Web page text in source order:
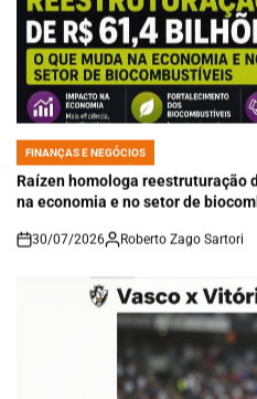
POSTED
FINANÇAS E NEGÓCIOS
Raízen homologa reestruturação
na economia e no setor de
on
30/07/2026 Roberto Zago Sartori